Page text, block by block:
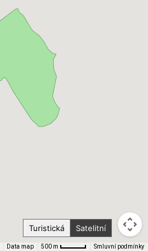
Data map 500 m Smluvní podmínky
Turistická Satelitní